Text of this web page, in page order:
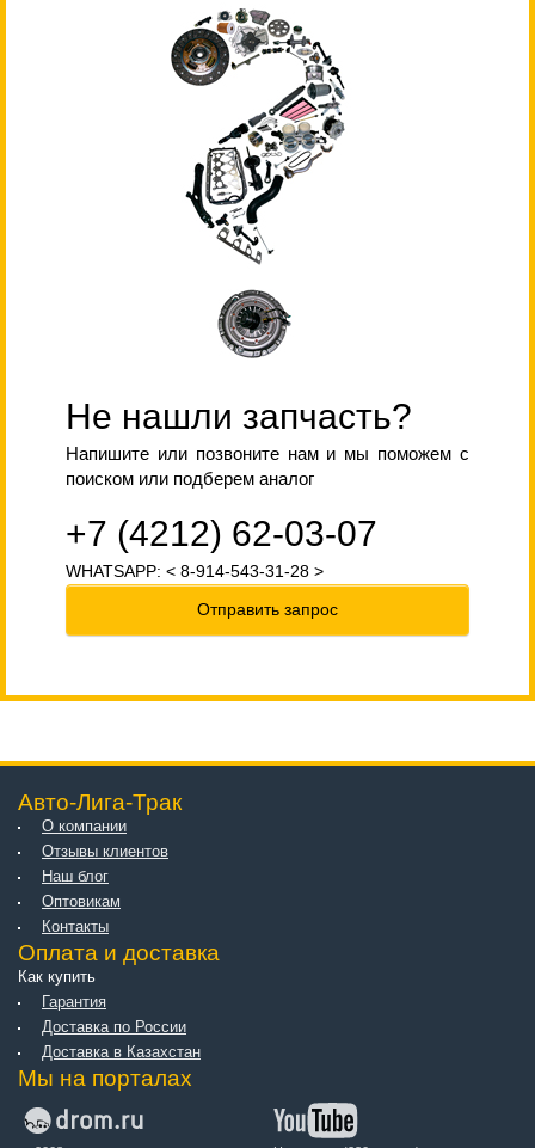
Не нашли запчасть?
Напишите или позвоните нам и мы поможем с
поиском или подберем аналог
+7 (4212) 62-03-07
WHATSAPP: < 8-914-543-31-28 >
Отправить запрос
Авто-Лига-Трак
О компании
Отзывы клиентов
Наш блог
Оптовикам
Контакты
Оплата и доставка
Как купить
Гарантия
Доставка по России
Доставка в Казахстан
Мы на порталах